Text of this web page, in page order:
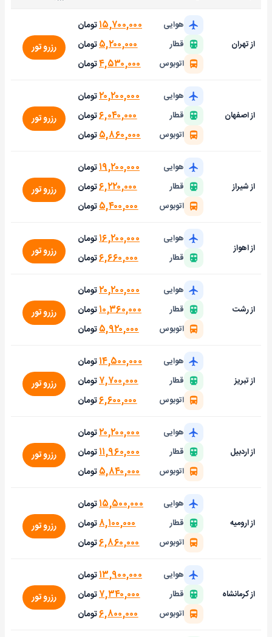
از تهران
هوایی ۱۵,۷۰۰,۰۰۰تومان
قطار ۵,۲۰۰,۰۰۰تومان
اتوبوس ۴,۵۳۰,۰۰۰تومان
رزرو تور
از اصفهان
هوایی ۲۰,۲۰۰,۰۰۰تومان
قطار ۶,۰۴۰,۰۰۰تومان
اتوبوس ۵,۸۶۰,۰۰۰تومان
رزرو تور
از شیراز
هوایی ۱۹,۲۰۰,۰۰۰تومان
قطار ۶,۲۲۰,۰۰۰تومان
اتوبوس ۵,۴۰۰,۰۰۰تومان
رزرو تور
از اهواز
هوایی ۱۶,۲۰۰,۰۰۰تومان
قطار ۶,۶۶۰,۰۰۰تومان رزرو تور
از رشت
هوایی ۲۰,۲۰۰,۰۰۰تومان
قطار ۱۰,۳۶۰,۰۰۰تومان
اتوبوس ۵,۹۲۰,۰۰۰تومان
رزرو تور
از تبریز
هوایی ۱۴,۵۰۰,۰۰۰تومان
قطار ۷,۷۰۰,۰۰۰تومان
اتوبوس ۶,۶۰۰,۰۰۰تومان
رزرو تور
از اردبیل
هوایی ۲۰,۲۰۰,۰۰۰تومان
قطار ۱۱,۹۶۰,۰۰۰تومان
اتوبوس ۵,۸۴۰,۰۰۰تومان
رزرو تور
از ارومیه
هوایی ۱۵,۵۰۰,۰۰۰تومان
قطار ۸,۱۰۰,۰۰۰تومان
اتوبوس ۶,۸۶۰,۰۰۰تومان
رزرو تور
از کرمانشاه
هوایی ۱۳,۹۰۰,۰۰۰تومان
قطار ۷,۳۴۰,۰۰۰تومان
اتوبوس ۶,۸۰۰,۰۰۰تومان
رزرو تور